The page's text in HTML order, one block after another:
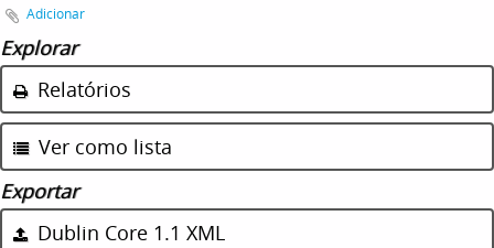
Adicionar
Explorar
Relatórios
Ver como lista
Exportar
Dublin Core 1.1 XML